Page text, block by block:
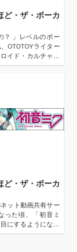
ど・ザ・ボーカ
？ 」レベルのボー
OTOTOYライター
イド・カルチャー
ほど・ザ・ボーカ
ど・ザ・ボーカ
ット動画共有サー
った頃、「初音ミ
にするようになっ
自分の歌っている